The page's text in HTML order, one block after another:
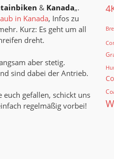
& Kanada„.
in Kanada, Infos zu
Kurz: Es geht um all
dreht.
aber stetig.
sind dabei der Antrieb.
gefallen, schickt uns
regelmäßig vorbei!
Co